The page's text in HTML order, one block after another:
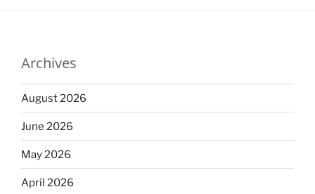
Archives
August 2026
June 2026
May 2026
April 2026